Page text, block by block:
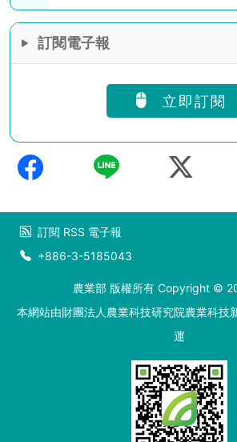
訂閱電子報
立即訂閱
訂閱 RSS 電子報
+886-3-5185043
農業部 版權所有 Copyright ©
本網站由財團法人農業科技研究院農業科技
運